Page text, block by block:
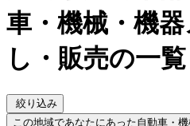
車・機械・機
し・販売の一覧
絞り込み
この地域であなたにあった自動車・